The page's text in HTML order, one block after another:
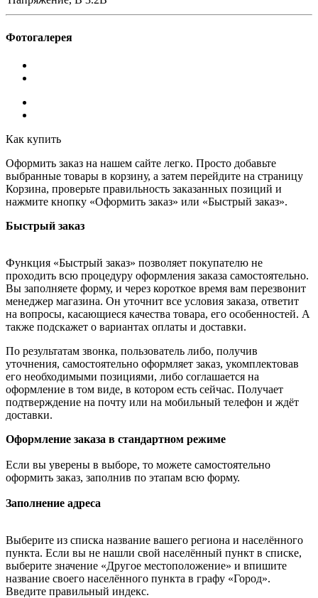
Фотогалерея
Как купить
Оформить заказ на нашем сайте легко. Просто добавьте
выбранные товары в корзину, а затем перейдите на страницу
Корзина, проверьте правильность заказанных позиций и
нажмите кнопку «Оформить заказ» или «Быстрый заказ».
Быстрый заказ
Функция «Быстрый заказ» позволяет покупателю не
проходить всю процедуру оформления заказа самостоятельно.
Вы заполняете форму, и через короткое время вам перезвонит
менеджер магазина. Он уточнит все условия заказа, ответит
на вопросы, касающиеся качества товара, его особенностей. А
также подскажет о вариантах оплаты и доставки.
По результатам звонка, пользователь либо, получив
уточнения, самостоятельно оформляет заказ, укомплектовав
его необходимыми позициями, либо соглашается на
оформление в том виде, в котором есть сейчас. Получает
подтверждение на почту или на мобильный телефон и ждёт
доставки.
Оформление заказа в стандартном режиме
Если вы уверены в выборе, то можете самостоятельно
оформить заказ, заполнив по этапам всю форму.
Заполнение адреса
Выберите из списка название вашего региона и населённого
пункта. Если вы не нашли свой населённый пункт в списке,
выберите значение «Другое местоположение» и впишите
название своего населённого пункта в графу «Город».
Введите правильный индекс.